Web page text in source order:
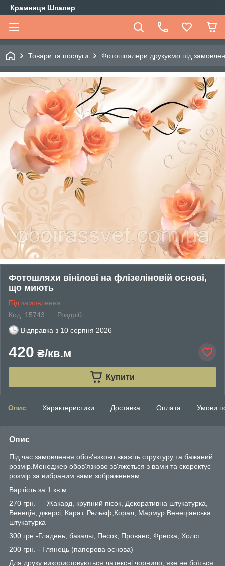
Крамниця Шпалер
Товари та послуги Фотошпалери друкуємо під
Фотошляхи вінілові на флізеліновій основі,
що миють
Під замовлення
Код: 15743
Роздріб
Відправка з 10 серпня 2026
420 ₴/кв.м
Купити
Опис Характеристики Доставка Оплата Умови
Опис
Під час замовлення обов'язково вкажіть структуру та бажаний
розмір.Менеджер обов'язково зв'яжеться з вами та скоректує
розмір за вибраним вами зображенням
Вартість за 1 кв.м
270 грн. — Жакард, крупний пісок, Декоративна штукатурка,
Венеція, джерсі, Карат, Рельєф,Корал, Мармур.Венеціанська
штукатурка
300 грн.-Гладень, базальт, Песок, Прованс, Фреска, Холст
200 грн. - Глянець (паперова основа)
Для друку використовуються латексні чорнило, яке не боїться